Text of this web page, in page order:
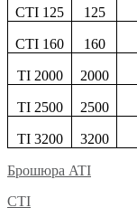
CTI 125 125
CTI 160 160
TI 2000 2000
TI 2500 2500
TI 3200 3200
Брошюра ATI
CTI